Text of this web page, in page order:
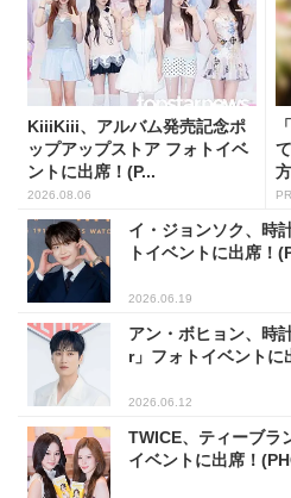
KiiiKiii、アルバム発売記念ポ
ップアップストア フォトイベ
ントに出席！(P...
2026.08.06
イ・ジョンソク、時
トイベントに出席！
2026.06.19
アン・ボヒョン、時
r」フォトイベントに
2026.06.12
TWICE、ティーブラ
イベントに出席！